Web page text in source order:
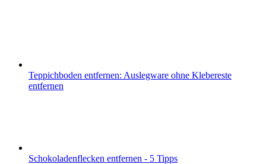
Teppichboden entfernen: Auslegware ohne Klebereste
entfernen
Schokoladenflecken entfernen - 5 Tipps